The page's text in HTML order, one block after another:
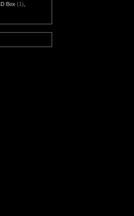
Box (1)